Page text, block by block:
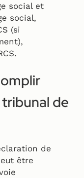
social et
social,
(si
de
de
être